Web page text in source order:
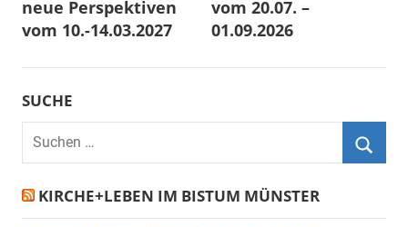
neue Perspektiven
vom 10.-14.03.2027
vom 20.07. –
01.09.2026
SUCHE
Suchen
nach:
KIRCHE+LEBEN IM BISTUM MÜNSTER